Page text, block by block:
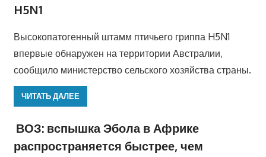
H5N1
Высокопатогенный штамм птичьего гриппа H5N1
впервые обнаружен на территории Австралии,
сообщило министерство сельского хозяйства страны.
ЧИТАТЬ ДАЛЕЕ
ВОЗ: вспышка Эбола в Африке
распространяется быстрее, чем